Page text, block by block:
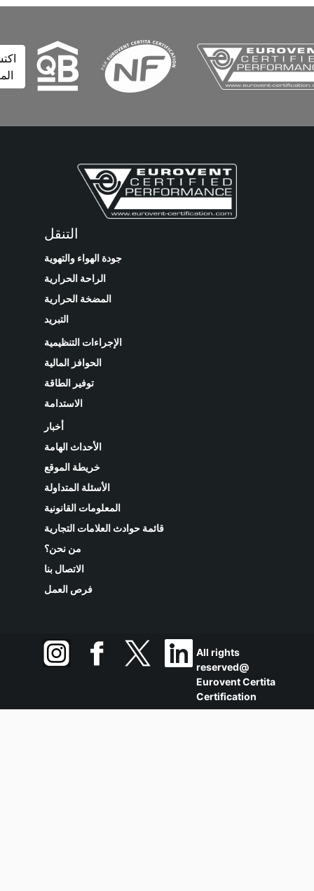
اكتشف
المزيد
التنقل
جودة الهواء والتهوية
الراحة الحرارية
المضخة الحرارية
الإجراءات التنظيمية
الحوافز المالية
توفير الطاقة
الاستدامة
الأحداث الهامة
خريطة الموقع
الأسئلة المتداولة
المعلومات القانونية
قائمة حوادث العلامات التجارية
من نحن؟
الاتصال بنا
فرص العمل
All rights
reserved@
Eurovent Certita
Certification